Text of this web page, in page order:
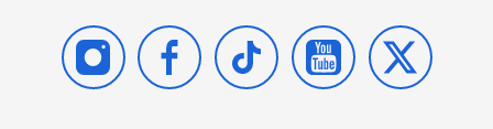
INSTAGRAMFACEBOOK
TIKTOK YOUTUBE
X